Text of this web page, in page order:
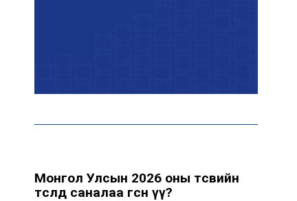
Монгол Улсын 2026 оны төсвийн
төсөлд саналаа өгсөн үү?